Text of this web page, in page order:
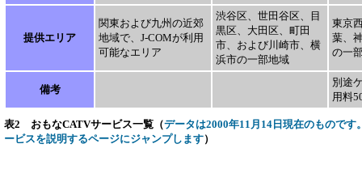
提供エリア
関東および九州の近郊
地域で、J-COMが利用
可能なエリア
渋谷区、世田谷区、目
黒区、大田区、町田
市、および川崎市、横
浜市の一部地域
東京
葉、
の一
備考
別途
用料
表2 おもなCATVサービス一覧（データは2000年11月14日現在のもので
ービスを説明するページにジャンプします）